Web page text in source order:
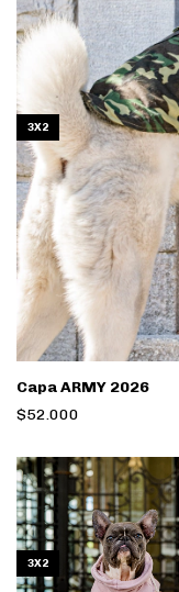
3X2
Capa ARMY 2026
$52.000
3X2